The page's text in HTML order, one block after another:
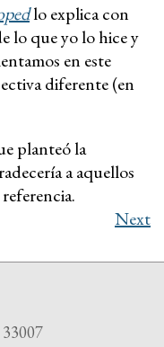
lo explica con
lo que yo lo hice y
en este
diferente (en
planteó la
a aquellos
Next